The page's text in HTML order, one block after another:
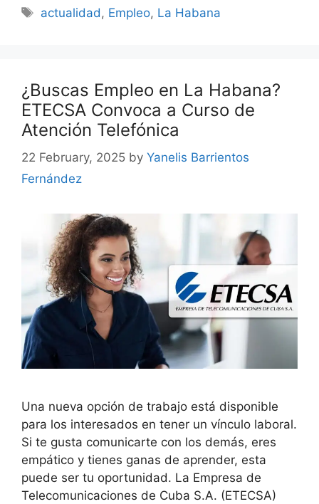
Tags
actualidad, Empleo, La Habana
¿Buscas Empleo en La Habana?
ETECSA Convoca a Curso de
Atención Telefónica
22 February, 2025 by Yanelis Barrientos
Fernández
Una nueva opción de trabajo está disponible
para los interesados en tener un vínculo laboral.
Si te gusta comunicarte con los demás, eres
empático y tienes ganas de aprender, esta
puede ser tu oportunidad. La Empresa de
Telecomunicaciones de Cuba S.A. (ETECSA)